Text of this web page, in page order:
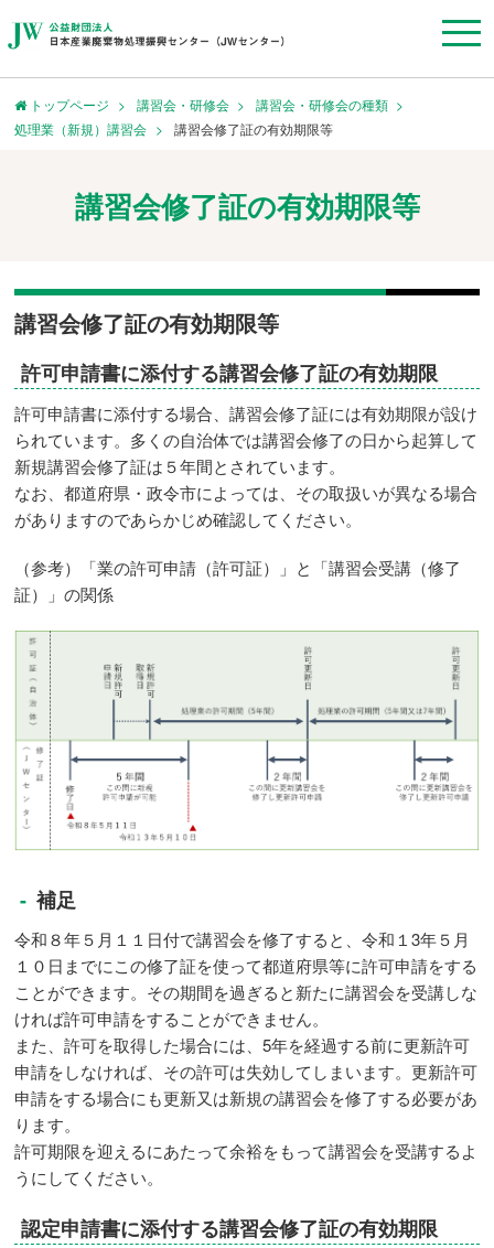
トップページ 講習会・研修会
講習会・研修会の種類
処理業（新規）講習会
講習会修了証の有効期限等
講習会修了証の有効期限等
講習会修了証の有効期限等
許可申請書に添付する講習会修了証の有効期限
許可申請書に添付する場合、講習会修了証には有効期限が設け
られています。多くの自治体では講習会修了の日から起算して
新規講習会修了証は５年間とされています。
なお、都道府県・政令市によっては、その取扱いが異なる場合
がありますのであらかじめ確認してください。
（参考）「業の許可申請（許可証）」と「講習会受講（修了
証）」の関係
補足
令和８年５月１１日付で講習会を修了すると、令和１3年５月
１０日までにこの修了証を使って都道府県等に許可申請をする
ことができます。その期間を過ぎると新たに講習会を受講しな
ければ許可申請をすることができません。
また、許可を取得した場合には、5年を経過する前に更新許可
申請をしなければ、その許可は失効してしまいます。更新許可
申請をする場合にも更新又は新規の講習会を修了する必要があ
ります。
許可期限を迎えるにあたって余裕をもって講習会を受講するよ
うにしてください。
認定申請書に添付する講習会修了証の有効期限